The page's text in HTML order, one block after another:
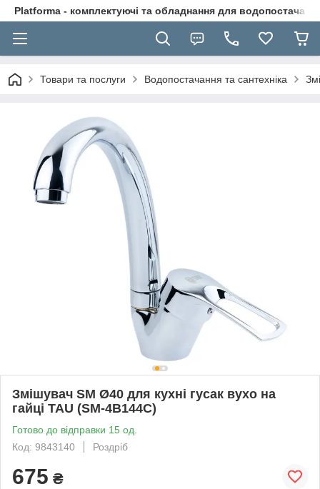
Platforma - комплектуючі та обладнання для
Товари та послуги Водопостачання та сантехніка
Змішувач SM Ø40 для кухні гусак вухо на
гайці TAU (SM-4B144C)
Готово до відправки 15 од.
Код: 9843140
Роздріб
675 ₴